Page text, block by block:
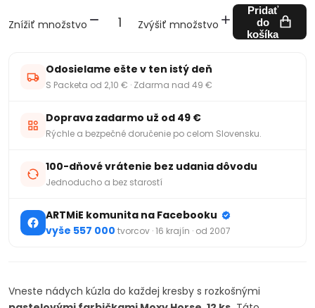
Znížiť množstvo Zvýšiť množstvo
Pridať
do
košíka
Odosielame ešte v ten istý deň
S Packeta od 2,10 € · Zdarma nad 49 €
Doprava zadarmo už od 49 €
Rýchle a bezpečné doručenie po celom Slovensku.
100-dňové vrátenie bez udania dôvodu
Jednoducho a bez starostí
ARTMiE komunita na Facebooku
vyše 557 000 tvorcov · 16 krajín · od 2007
Vneste nádych kúzla do každej kresby s rozkošnými